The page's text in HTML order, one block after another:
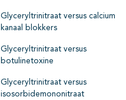
Glyceryltrinitraat versus calcium
kanaal blokkers
Glyceryltrinitraat versus
botulinetoxine
Glyceryltrinitraat versus
isosorbidemononitraat